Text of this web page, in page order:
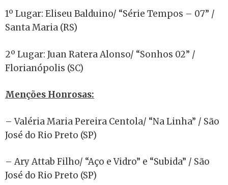
1º Lugar: Eliseu Balduino/ “Série Tempos – 07” /
Santa Maria (RS)
2º Lugar: Juan Ratera Alonso/ “Sonhos 02” /
Florianópolis (SC)
Menções Honrosas:
– Valéria Maria Pereira Centola/ “Na Linha” / São
José do Rio Preto (SP)
– Ary Attab Filho/ “Aço e Vidro” e “Subida” / São
José do Rio Preto (SP)